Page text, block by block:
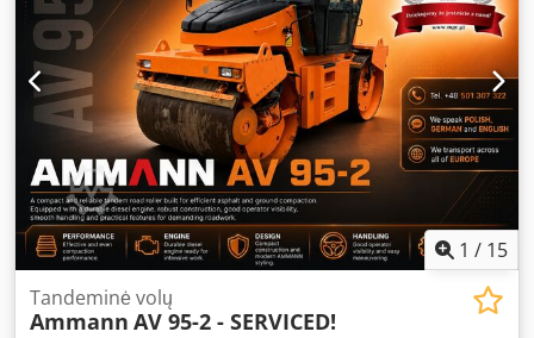
1 / 15
Tandeminė volų
Ammann AV 95-2 - SERVICED!